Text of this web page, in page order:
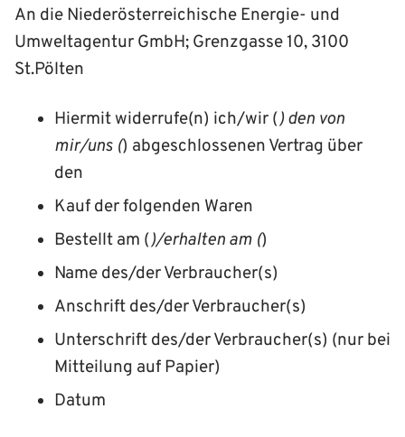
An die Niederösterreichische Energie- und
Umweltagentur GmbH; Grenzgasse 10, 3100
St.Pölten
Hiermit widerrufe(n) ich/wir () den von
mir/uns () abgeschlossenen Vertrag über
den
Kauf der folgenden Waren
Bestellt am ()/erhalten am ()
Name des/der Verbraucher(s)
Anschrift des/der Verbraucher(s)
Unterschrift des/der Verbraucher(s) (nur bei
Mitteilung auf Papier)
Datum